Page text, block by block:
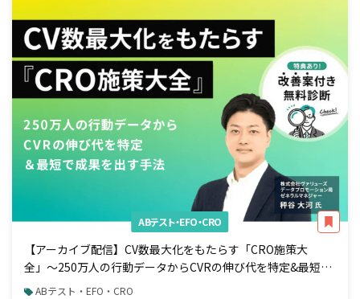
ABテスト・EFO・CRO
【アーカイブ配信】CV数最大化をもたらす「CRO施策大
全」〜250万人の行動データからCVRの伸び代を特定&最短で
成果を出す手法〜
ABテスト・EFO・CRO